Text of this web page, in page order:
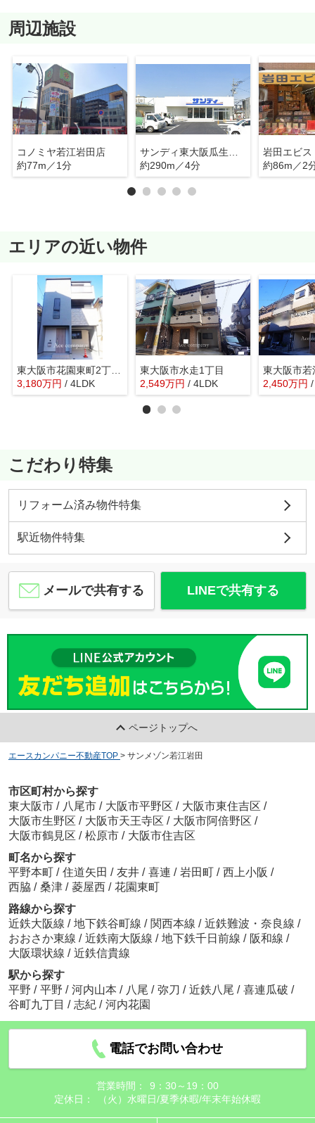
周辺施設
コノミヤ若江岩田店
約77m／1分
約290m／4分
約86m／2
エリアの近い物件
東大阪市花園東町2丁目 【EAST/全2棟】
3,180万円 / 4LDK
東大阪市水走1丁目
2,549万円 / 4LDK 2,450万円
こだわり特集
リフォーム済み物件特集
駅近物件特集
メールで共有する LINEで共有する
ページトップへ
エースカンパニー不動産TOP > サンメゾン若江岩田
市区町村から探す
東大阪市 / 八尾市 / 大阪市平野区 / 大阪市東住吉区 /
大阪市生野区 / 大阪市天王寺区 / 大阪市阿倍野区 /
大阪市鶴見区 / 松原市 / 大阪市住吉区
町名から探す
平野本町 / 住道矢田 / 友井 / 喜連 / 岩田町 / 西上小阪 /
西脇 / 桑津 / 菱屋西 / 花園東町
路線から探す
近鉄大阪線 / 地下鉄谷町線 / 関西本線 / 近鉄難波・奈良線 /
おおさか東線 / 近鉄南大阪線 / 地下鉄千日前線 / 阪和線 /
大阪環状線 / 近鉄信貴線
駅から探す
平野 / 平野 / 河内山本 / 八尾 / 弥刀 / 近鉄八尾 / 喜連瓜破 /
谷町九丁目 / 志紀 / 河内花園
電話でお問い合わせ
営業時間：
9：30～19：00
定休日：
（火）水曜日/夏季休暇/年末年始休暇